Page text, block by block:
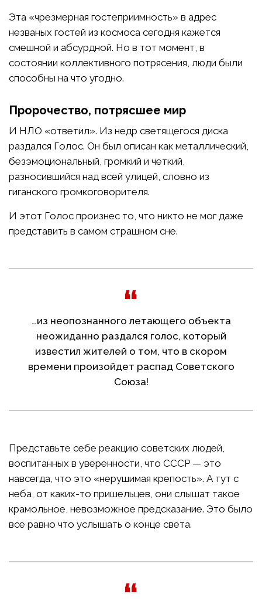
Эта «чрезмерная гостеприимность» в адрес
незваных гостей из космоса сегодня кажется
смешной и абсурдной. Но в тот момент, в
состоянии коллективного потрясения, люди были
способны на что угодно.
Пророчество, потрясшее мир
И НЛО «ответил». Из недр светящегося диска
раздался Голос. Он был описан как металлический,
безэмоциональный, громкий и четкий,
разносившийся над всей улицей, словно из
гиганского громкоговорителя.
И этот Голос произнес то, что никто не мог даже
представить в самом страшном сне.
…из неопознанного летающего объекта
неожиданно раздался голос, который
известил жителей о том, что в скором
времени произойдет распад Советского
Союза!
Представьте себе реакцию советских людей,
воспитанных в уверенности, что СССР — это
навсегда, что это «нерушимая крепость». А тут с
неба, от каких-то пришельцев, они слышат такое
крамольное, невозможное предсказание. Это было
все равно что услышать о конце света.